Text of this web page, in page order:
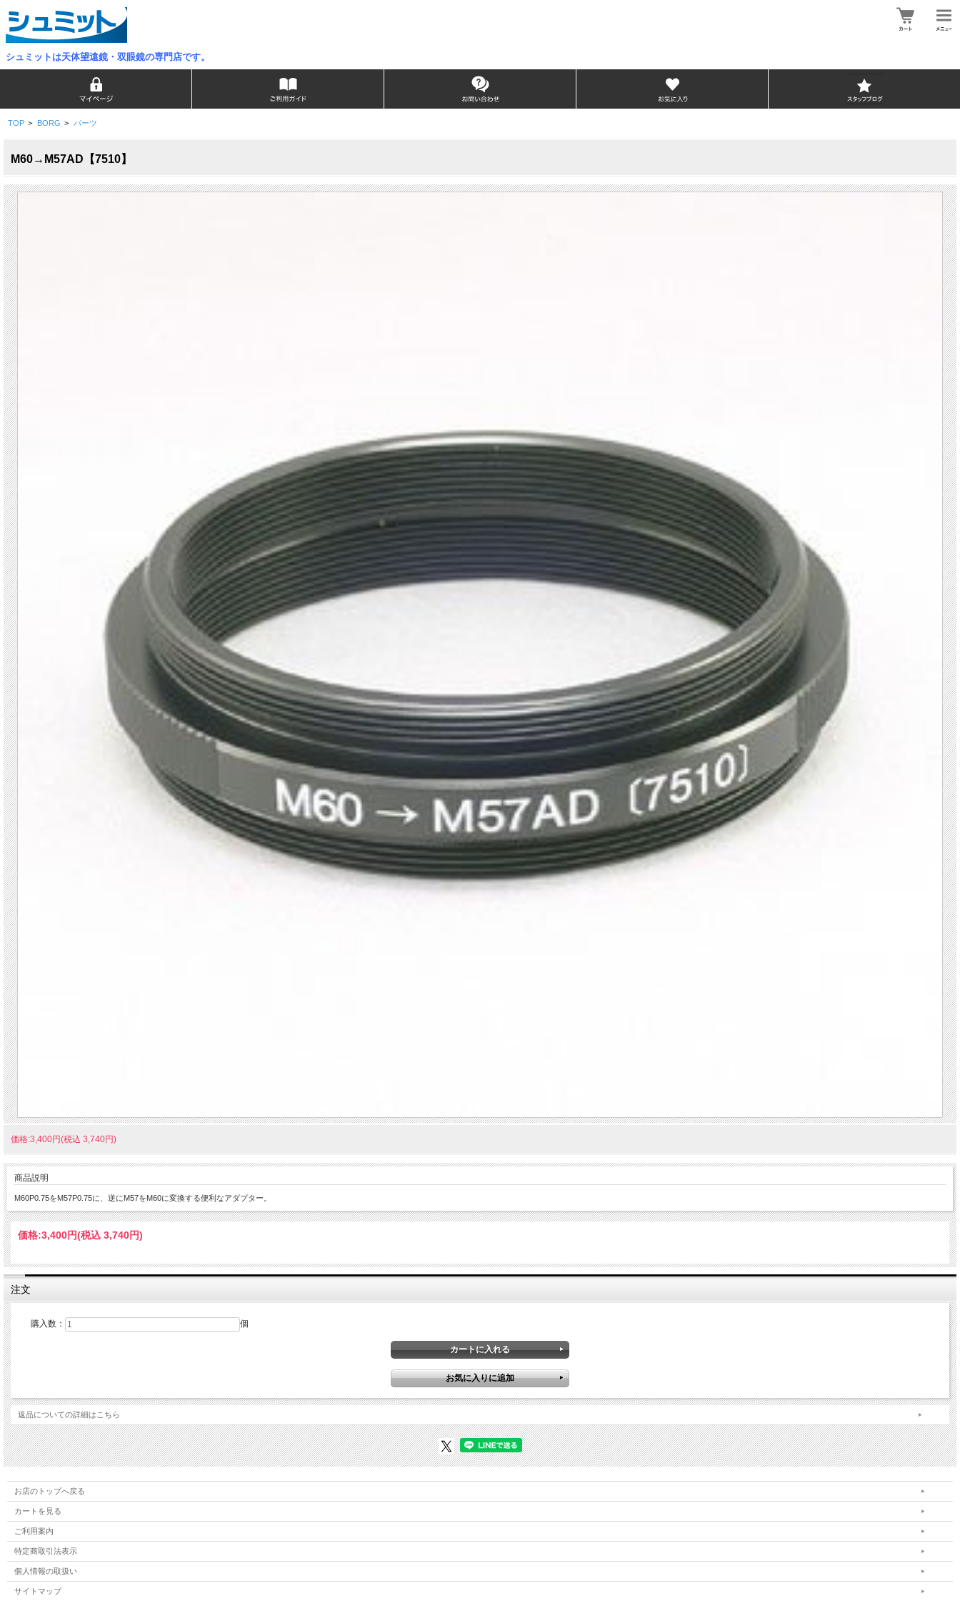
シュミットは天体望遠鏡・双眼鏡の専門店です。
TOP > BORG > パーツ
M60→M57AD【7510】
価格:3,400円(税込 3,740円)
商品説明
M60P0.75をM57P0.75に、逆にM57をM60に変換する便利なアダプター。
価格:3,400円(税込 3,740円)
注文
購入数： 個
返品についての詳細はこちら
お店のトップへ戻る
カートを見る
ご利用案内
特定商取引法表示
個人情報の取扱い
サイトマップ